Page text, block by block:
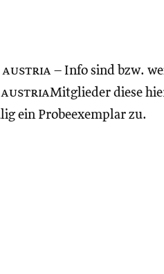
austria – Info sind bzw.
austriaMitglieder diese
ein Probeexemplar zu.